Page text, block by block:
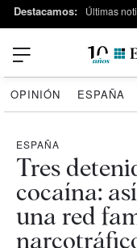
Destacamos: Últimas
OPINIÓN ESPAÑA
ESPAÑA
Tres
cocaína:
una red